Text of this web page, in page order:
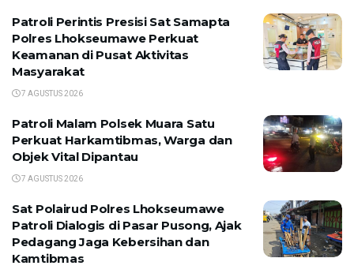
Patroli Perintis Presisi Sat Samapta
Polres Lhokseumawe Perkuat
Keamanan di Pusat Aktivitas
Masyarakat
7 AGUSTUS 2026
Patroli Malam Polsek Muara Satu
Perkuat Harkamtibmas, Warga dan
Objek Vital Dipantau
7 AGUSTUS 2026
Sat Polairud Polres Lhokseumawe
Patroli Dialogis di Pasar Pusong, Ajak
Pedagang Jaga Kebersihan dan
Kamtibmas